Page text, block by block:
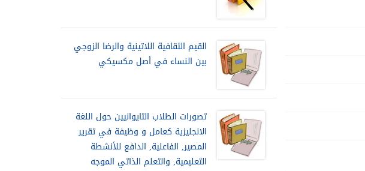
القيم الثقافية اللاتينية والرضا الزوجي
بين النساء في أصل مكسيكي
تصورات الطلاب التايوانيين حول اللغة
الانجليزية كعامل و وظيفة في تقرير
المصير, الفاعلية, الدافع للأنشطة
التعليمية, والتعلم الذاتي الموجه